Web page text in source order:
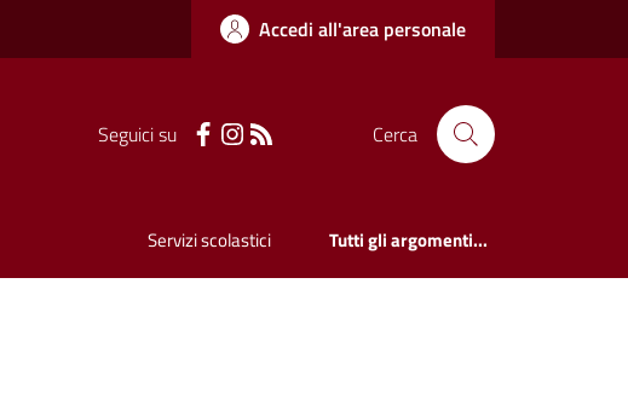
Accedi all'area personale
Seguici su Cerca
Servizi scolastici Tutti gli argomenti...